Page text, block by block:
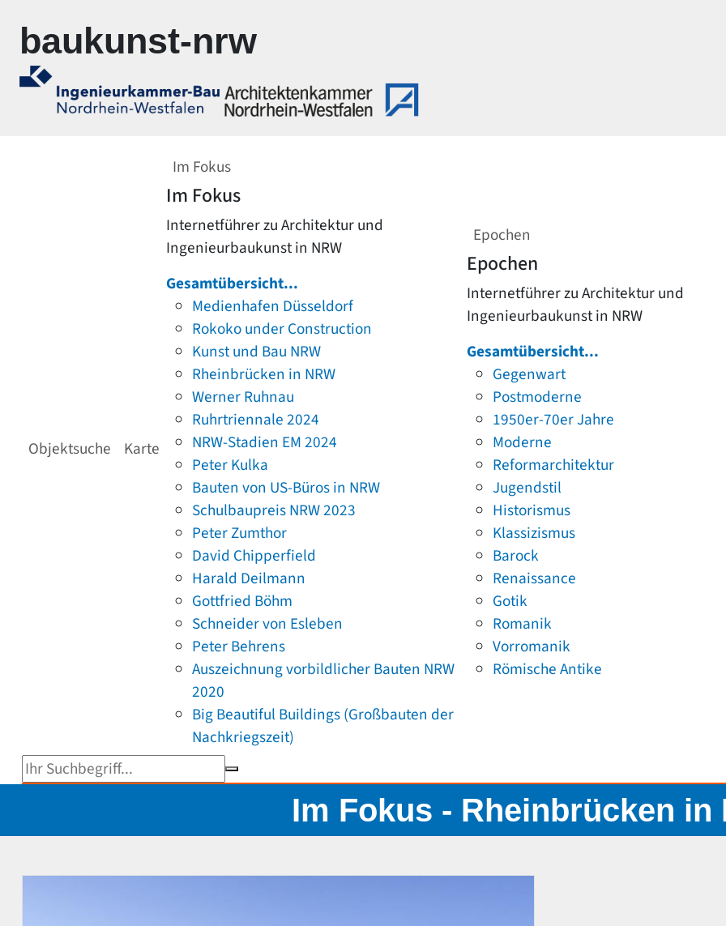
baukunst-nrw
Objektsuche Karte
Im Fokus
Im Fokus
Internetführer zu Architektur und
Ingenieurbaukunst in NRW
Gesamtübersicht...
Medienhafen Düsseldorf
Rokoko under Construction
Kunst und Bau NRW
Rheinbrücken in NRW
Werner Ruhnau
Ruhrtriennale 2024
NRW-Stadien EM 2024
Peter Kulka
Bauten von US-Büros in NRW
Schulbaupreis NRW 2023
Peter Zumthor
David Chipperfield
Harald Deilmann
Gottfried Böhm
Schneider von Esleben
Peter Behrens
Auszeichnung vorbildlicher Bauten NRW
2020
Big Beautiful Buildings (Großbauten der
Nachkriegszeit)
Epochen
Epochen
Internetführer zu Architektur und
Ingenieurbaukunst in NRW
Gesamtübersicht...
Gegenwart
Postmoderne
1950er-70er Jahre
Moderne
Reformarchitektur
Jugendstil
Historismus
Klassizismus
Barock
Renaissance
Gotik
Romanik
Vorromanik
Römische Antike
Suchbegriff eingeben
Im Fokus - Rheinbrücken in